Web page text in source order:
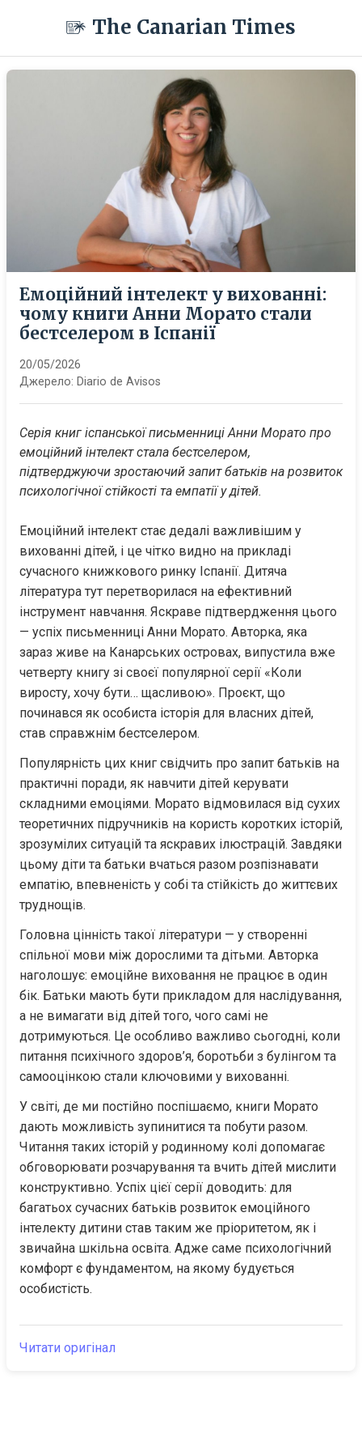
The Canarian Times
Емоційний інтелект у вихованні:
чому книги Анни Морато стали
бестселером в Іспанії
20/05/2026
Джерело: Diario de Avisos
Серія книг іспанської письменниці Анни Морато про
емоційний інтелект стала бестселером,
підтверджуючи зростаючий запит батьків на розвиток
психологічної стійкості та емпатії у дітей.
Емоційний інтелект стає дедалі важливішим у
вихованні дітей, і це чітко видно на прикладі
сучасного книжкового ринку Іспанії. Дитяча
література тут перетворилася на ефективний
інструмент навчання. Яскраве підтвердження цього
— успіх письменниці Анни Морато. Авторка, яка
зараз живе на Канарських островах, випустила вже
четверту книгу зі своєї популярної серії «Коли
виросту, хочу бути… щасливою». Проєкт, що
починався як особиста історія для власних дітей,
став справжнім бестселером.
Популярність цих книг свідчить про запит батьків на
практичні поради, як навчити дітей керувати
складними емоціями. Морато відмовилася від сухих
теоретичних підручників на користь коротких історій,
зрозумілих ситуацій та яскравих ілюстрацій. Завдяки
цьому діти та батьки вчаться разом розпізнавати
емпатію, впевненість у собі та стійкість до життєвих
труднощів.
Головна цінність такої літератури — у створенні
спільної мови між дорослими та дітьми. Авторка
наголошує: емоційне виховання не працює в один
бік. Батьки мають бути прикладом для наслідування,
а не вимагати від дітей того, чого самі не
дотримуються. Це особливо важливо сьогодні, коли
питання психічного здоров’я, боротьби з булінгом та
самооцінкою стали ключовими у вихованні.
У світі, де ми постійно поспішаємо, книги Морато
дають можливість зупинитися та побути разом.
Читання таких історій у родинному колі допомагає
обговорювати розчарування та вчить дітей мислити
конструктивно. Успіх цієї серії доводить: для
багатьох сучасних батьків розвиток емоційного
інтелекту дитини став таким же пріоритетом, як і
звичайна шкільна освіта. Адже саме психологічний
комфорт є фундаментом, на якому будується
особистість.
Читати оригінал